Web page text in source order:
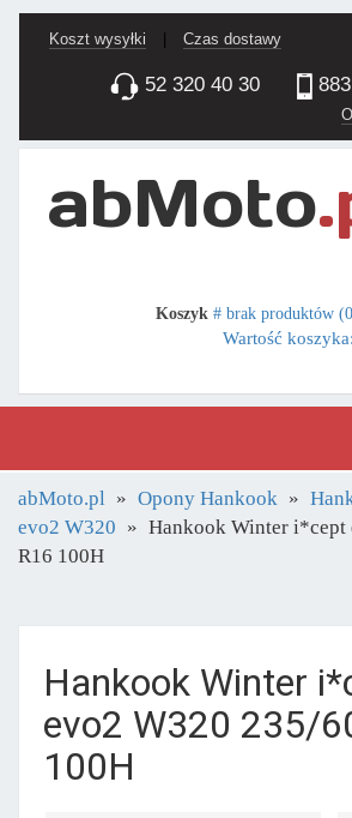
Koszt wysyłki Czas dostawy
52 320 40 30
Koszyk # brak produktów
Wartość koszyka:
abMoto.pl Opony Hankook
evo2 W320
Hankook Winter i*cept
R16 100H
Hankook Winter
evo2 W320 235/
100H